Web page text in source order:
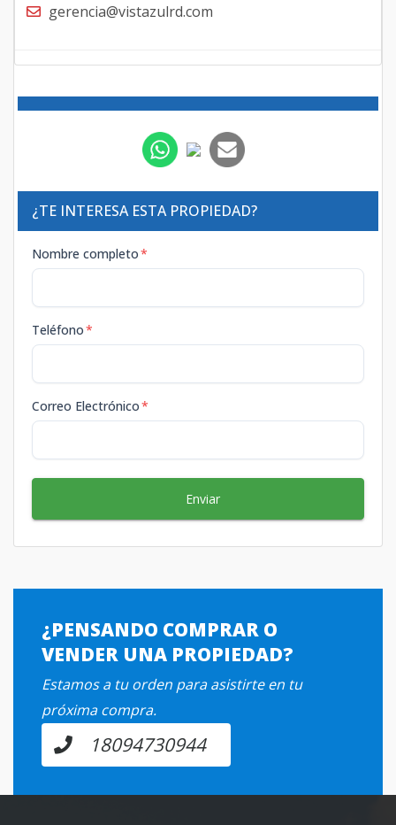
gerencia@vistazulrd.com
¿TE INTERESA ESTA PROPIEDAD?
Nombre completo*
Teléfono*
Correo Electrónico*
Enviar
¿PENSANDO COMPRAR O
VENDER UNA PROPIEDAD?
Estamos a tu orden para asistirte en tu
próxima compra.
18094730944